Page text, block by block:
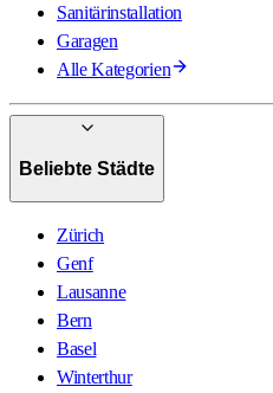
Sanitärinstallation
Garagen
Alle Kategorien
Beliebte Städte
Zürich
Genf
Lausanne
Bern
Basel
Winterthur